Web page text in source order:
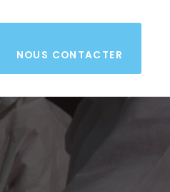
NOUS CONTACTER